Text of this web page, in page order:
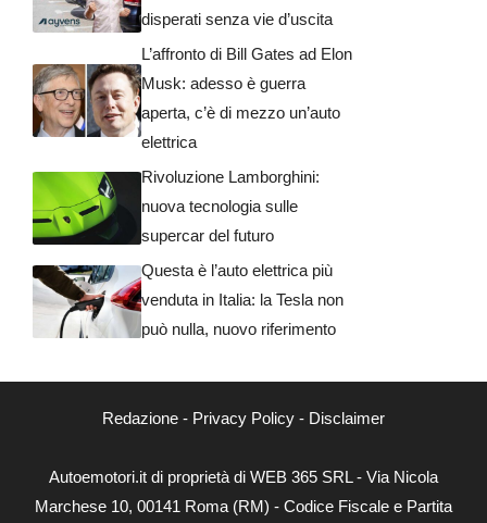
disperati senza vie d’uscita
L’affronto di Bill Gates ad Elon
Musk: adesso è guerra
aperta, c’è di mezzo un’auto
elettrica
Rivoluzione Lamborghini:
nuova tecnologia sulle
supercar del futuro
Questa è l’auto elettrica più
venduta in Italia: la Tesla non
può nulla, nuovo riferimento
Redazione - Privacy Policy - Disclaimer
Autoemotori.it di proprietà di WEB 365 SRL - Via Nicola
Marchese 10, 00141 Roma (RM) - Codice Fiscale e Partita